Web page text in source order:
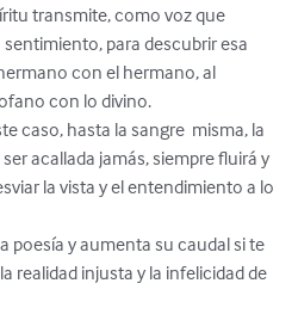
transmite, como voz que
para descubrir esa
con el hermano, al
con lo divino.
caso, hasta la sangre  misma, la
acallada jamás, siempre fluirá y
la vista y el entendimiento a lo
poesía y aumenta su caudal si te
realidad injusta y la infelicidad de